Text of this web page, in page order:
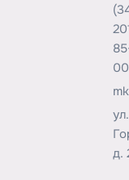
00
д.